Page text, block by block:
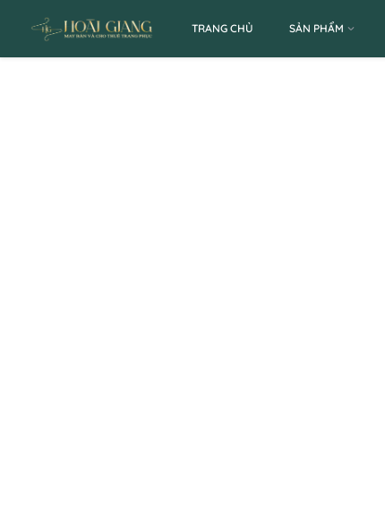
TRANG CHỦ SẢN PHẨM